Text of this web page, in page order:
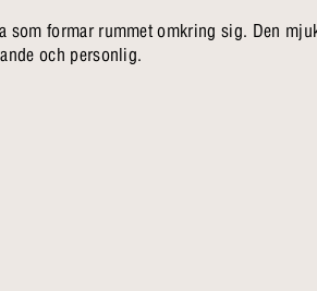
som formar rummet omkring sig. Den
och personlig.